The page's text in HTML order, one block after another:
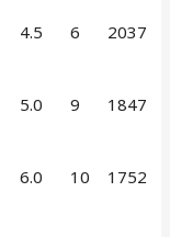
4.5 6 2037
5.0 9 1847
6.0 10 1752